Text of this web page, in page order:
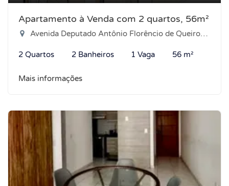
Apartamento à Venda com 2 quartos, 56m²
Avenida Deputado Antônio Florêncio de Queiroz, 2995 - Ponta Negra, Natal-RN
2 Quartos 2 Banheiros 1 Vaga 56 m²
Mais informações